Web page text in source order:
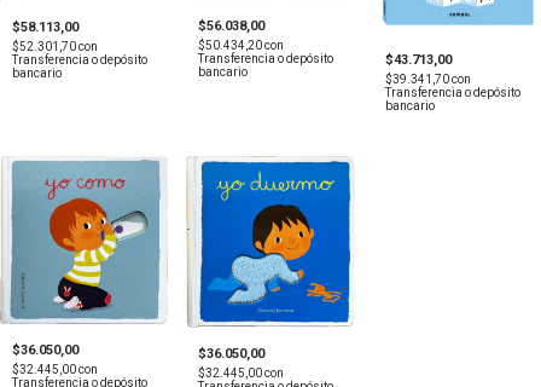
$58.113,00
$52.301,70con
Transferencia o depósito
bancario
$56.038,00
$50.434,20con
Transferencia o depósito
bancario
$43.713,00
$39.341,70con
Transferencia o depósito
bancario
$36.050,00
$32.445,00con
Transferencia o depósito
$36.050,00
$32.445,00con